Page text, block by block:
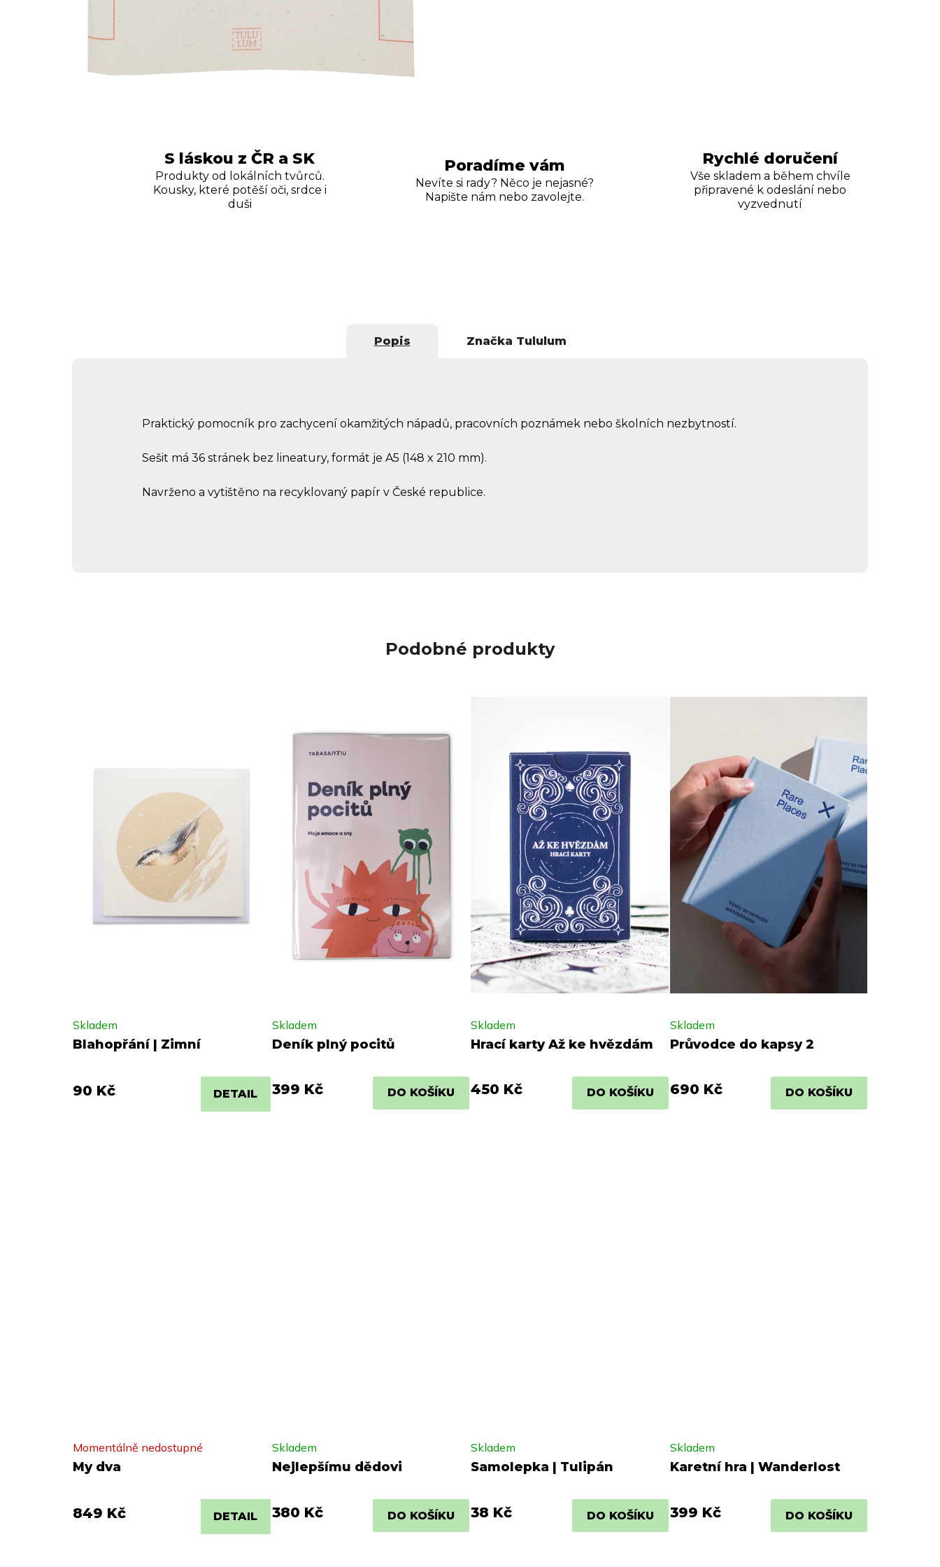
S láskou z ČR a SK
Produkty od lokálních tvůrců.
Kousky, které potěší oči, srdce i
duši
Poradíme vám
Nevíte si rady? Něco je nejasné?
Napište nám nebo zavolejte.
Rychlé doručení
Vše skladem a během chvíle
připravené k odeslání nebo
vyzvednutí
Popis Značka Tululum
Praktický pomocník pro zachycení okamžitých nápadů, pracovních poznámek nebo školních nezbytností.
Sešit má 36 stránek bez lineatury, formát je A5 (148 x 210 mm).
Navrženo a vytištěno na recyklovaný papír v České republice.
Podobné produkty
Blahopřání | Zimní
Skladem
90 Kč DETAIL
Deník plný pocitů
Skladem
399 Kč DO KOŠÍKU
Hrací karty Až ke hvězdám
Skladem
450 Kč DO KOŠÍKU
Průvodce do kapsy 2
Skladem
690 Kč DO KOŠÍKU
My dva
Momentálně nedostupné
849 Kč DETAIL
Nejlepšímu dědovi
Skladem
380 Kč DO KOŠÍKU
Samolepka | Tulipán
Skladem
38 Kč DO KOŠÍKU
Karetní hra | Wanderlost
Skladem
399 Kč DO KOŠÍKU